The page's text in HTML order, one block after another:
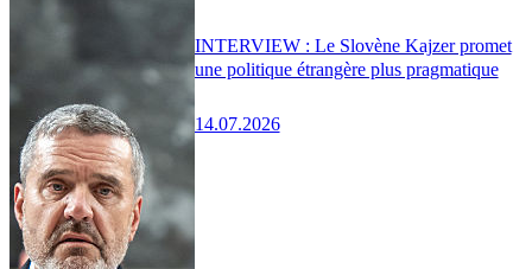
INTERVIEW : Le Slovène Kajzer promet
une politique étrangère plus pragmatique
14.07.2026